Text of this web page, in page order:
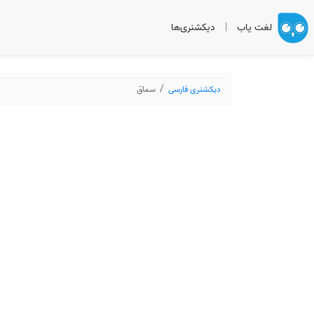
لغت یاب | دیکشنری‌ها
دیکشنری فارسی سماق